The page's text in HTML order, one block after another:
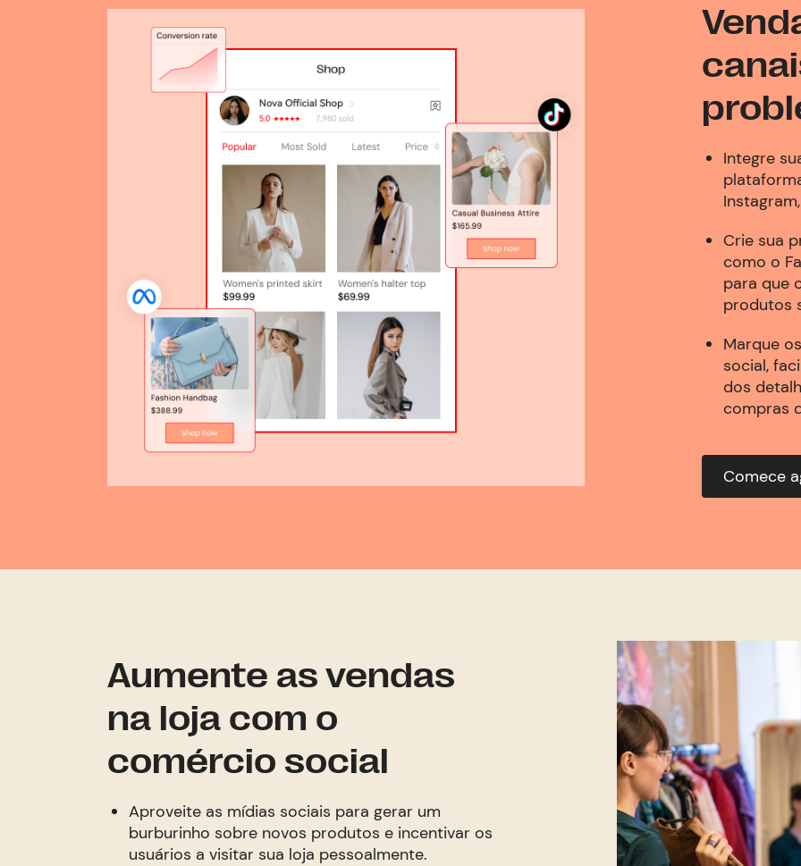
Integre
Crie sua
como o
para que
produtos
Marque
social,
dos
compras
Comece
Aumente as vendas
na loja com o
comércio social
Aproveite as mídias sociais para gerar um
burburinho sobre novos produtos e incentivar os
usuários a visitar sua loja pessoalmente.